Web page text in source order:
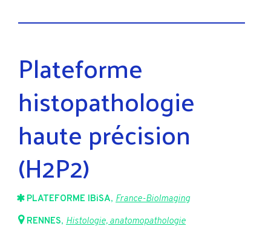
Plateforme
histopathologie
haute précision
(H2P2)
PLATEFORME IBiSA, France-BioImaging
RENNES, Histologie, anatomopathologie